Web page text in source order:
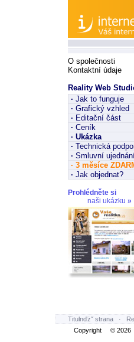
O společnosti
Kontaktní údaje
Reality Web
· Jak to funguje
· Grafický vzhled
· Editační část
· Ceník
· Ukázka
· Technická
· Smluvní
· 3 měsíce
· Jak objednat?
Prohlédněte si
naši ukázku »
Titulnďż˝ strana ·
Copyright © 2026